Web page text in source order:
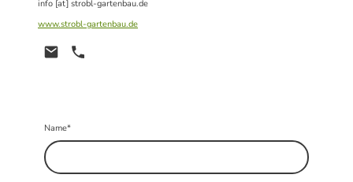
info [at] strobl-gartenbau.de
www.strobl-gartenbau.de
Name*